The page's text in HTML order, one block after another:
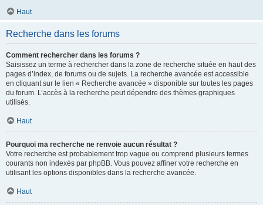
Haut
Recherche dans les forums
Comment rechercher dans les forums ?
Saisissez un terme à rechercher dans la zone de recherche située en haut des
pages d’index, de forums ou de sujets. La recherche avancée est accessible
en cliquant sur le lien « Recherche avancée » disponible sur toutes les pages
du forum. L’accès à la recherche peut dépendre des thèmes graphiques
utilisés.
Haut
Pourquoi ma recherche ne renvoie aucun résultat ?
Votre recherche est probablement trop vague ou comprend plusieurs termes
courants non indexés par phpBB. Vous pouvez affiner votre recherche en
utilisant les options disponibles dans la recherche avancée.
Haut